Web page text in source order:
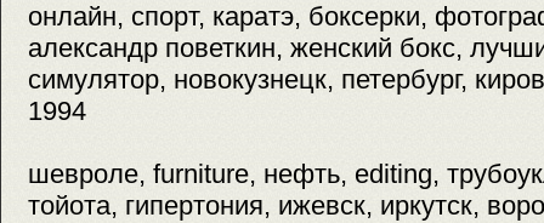
онлайн, спорт, каратэ, боксерки,
александр поветкин, женский бокс,
симулятор, новокузнецк, петербург,
1994
шевроле, furniture, нефть, editing,
тойота, гипертония, ижевск, иркутск,